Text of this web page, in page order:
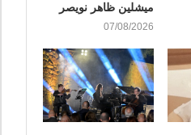
ميشلين ظاهر نويصر
07/08/2026